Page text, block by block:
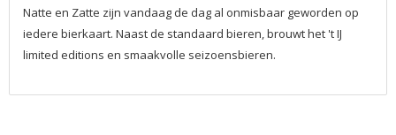
Natte en Zatte zijn vandaag de dag al onmisbaar geworden op
iedere bierkaart. Naast de standaard bieren, brouwt het 't IJ
limited editions en smaakvolle seizoensbieren.